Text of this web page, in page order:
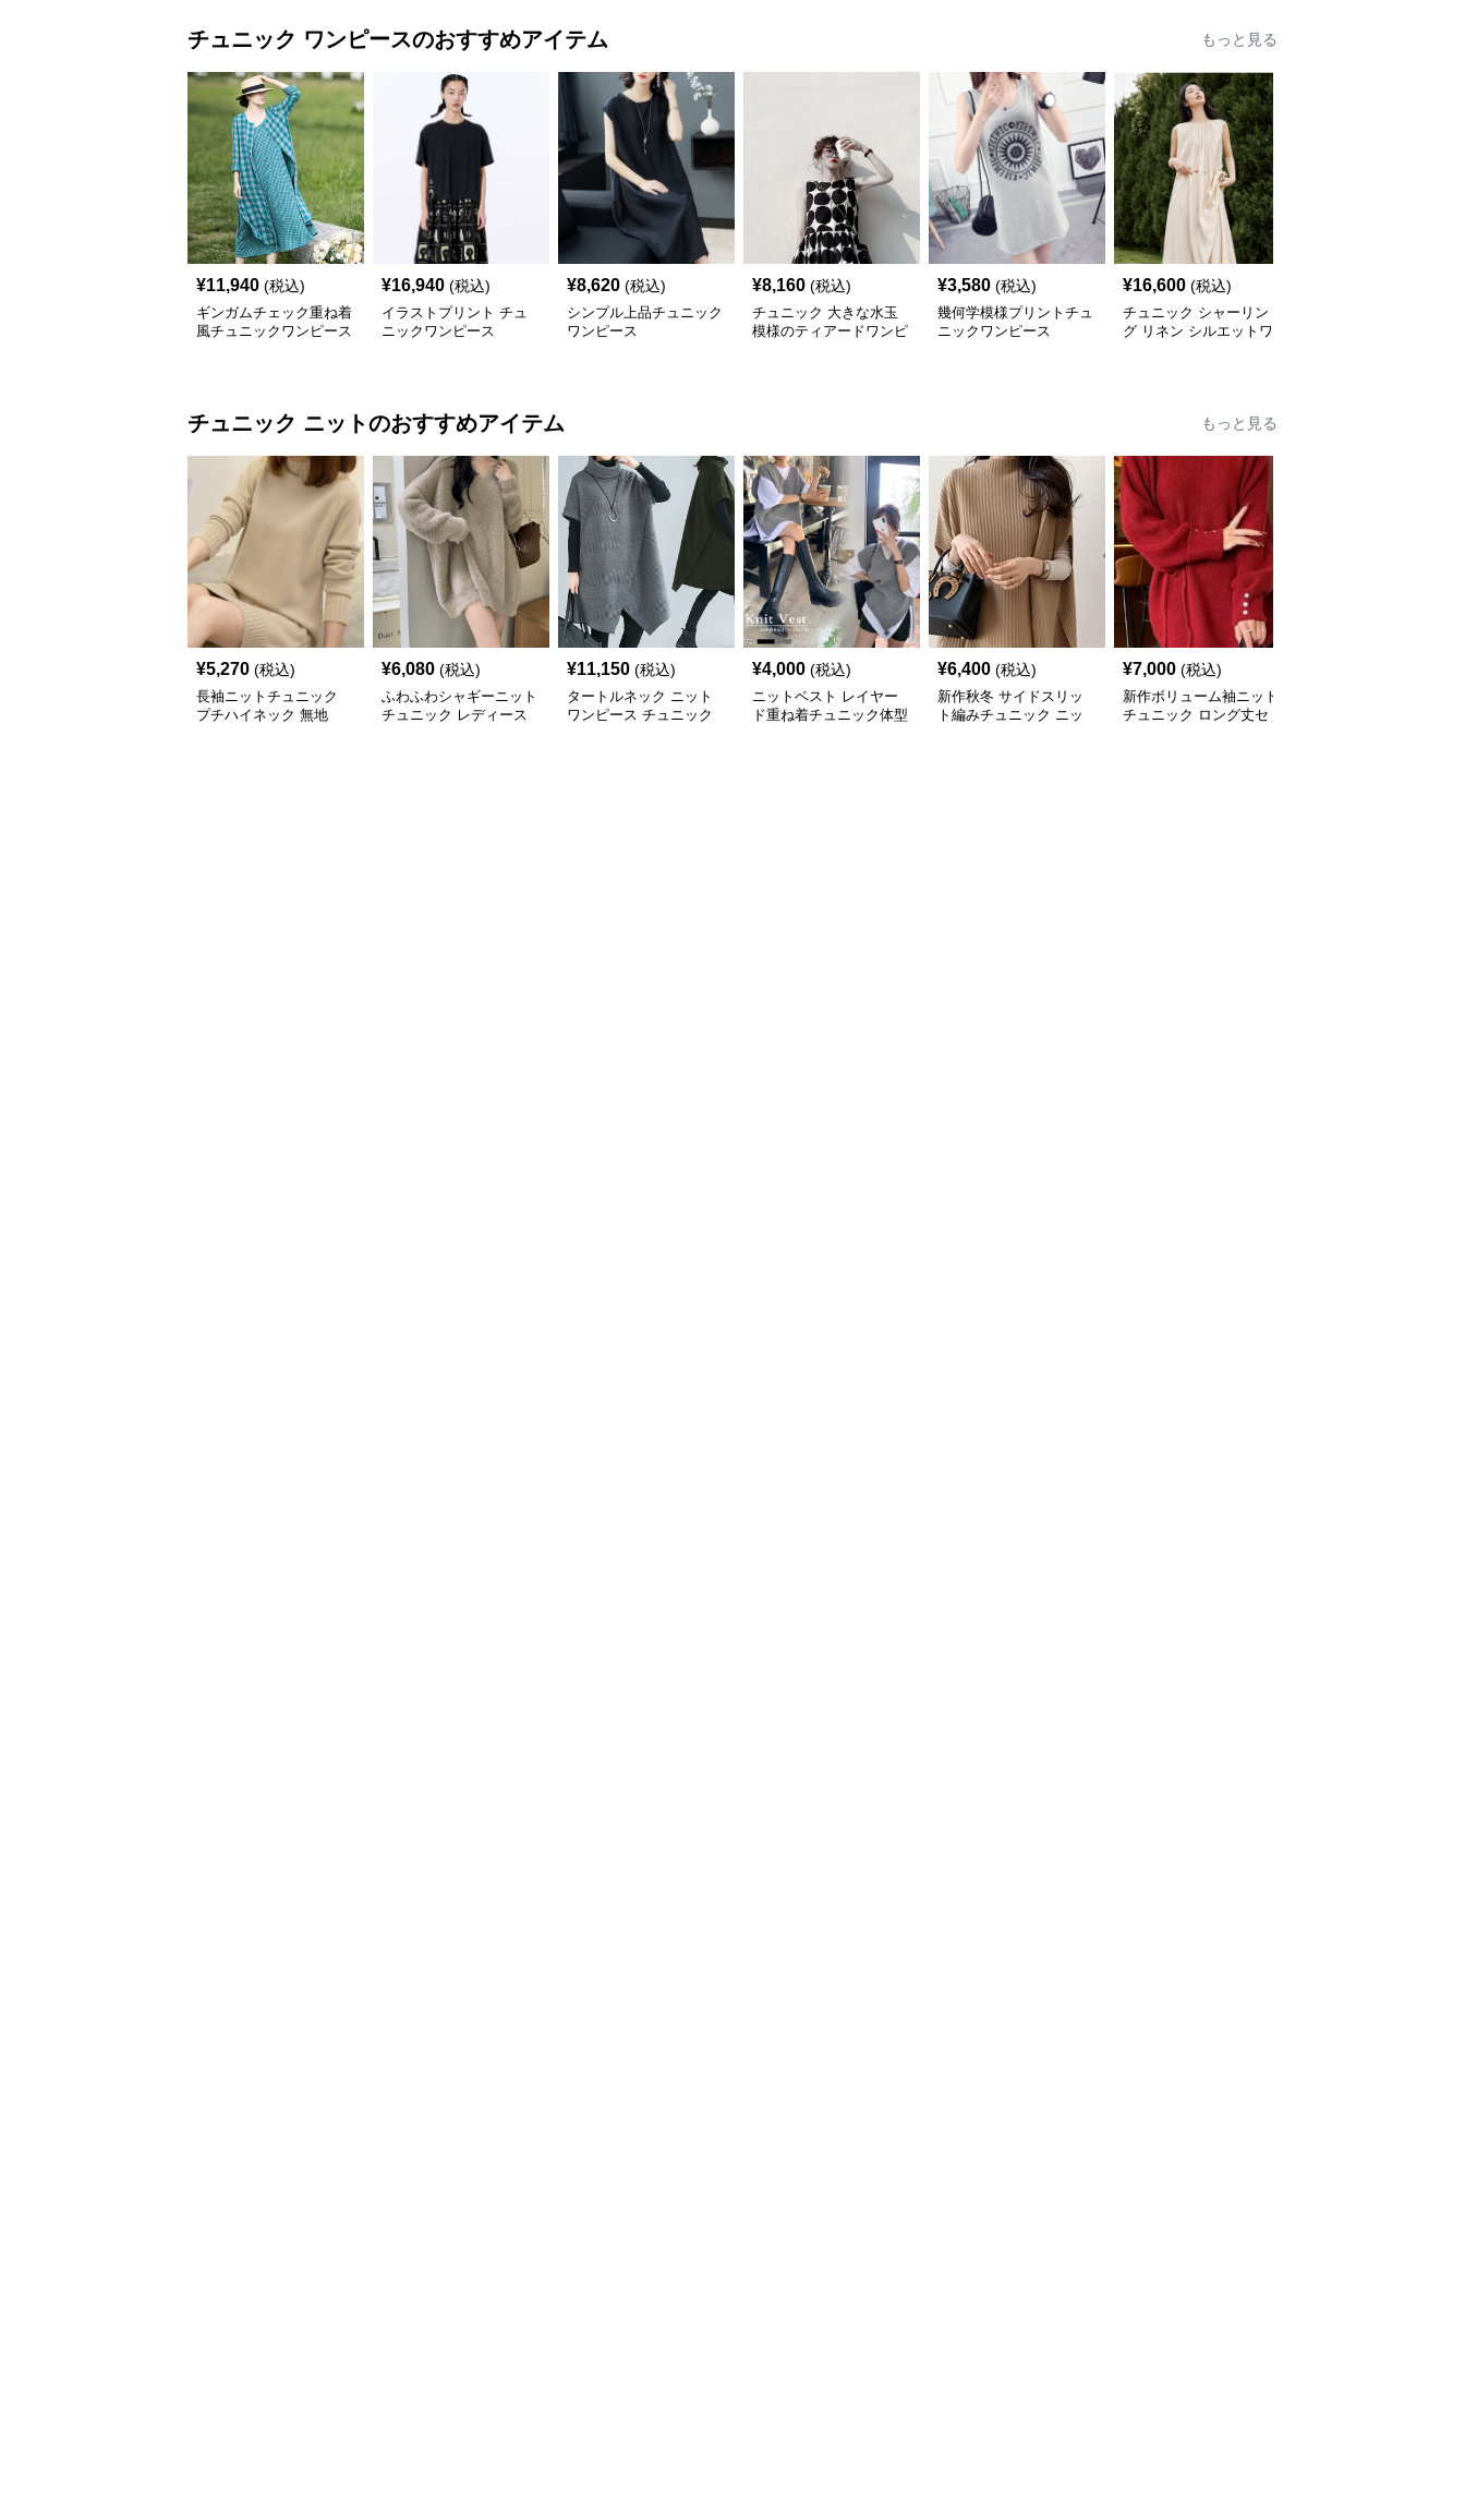
チュニック ワンピースのおすすめアイテム もっと見る
¥11,940 (税込)
ギンガムチェック重ね着
風チュニックワンピース
¥16,940 (税込)
イラストプリント チュ
ニックワンピース
¥8,620 (税込)
シンプル上品チュニック
ワンピース
¥8,160 (税込)
チュニック 大きな水玉
模様のティアードワンピ
¥3,580 (税込)
幾何学模様プリントチュ
ニックワンピース
¥16,600 (税込)
チュニック シャーリン
グ リネン シルエットワ
チュニック ニットのおすすめアイテム もっと見る
¥5,270 (税込)
長袖ニットチュニック
プチハイネック 無地
¥6,080 (税込)
ふわふわシャギーニット
チュニック レディース
¥11,150 (税込)
タートルネック ニット
ワンピース チュニック
¥4,000 (税込)
ニットベスト レイヤー
ド重ね着チュニック体型
¥6,400 (税込)
新作秋冬 サイドスリッ
ト編みチュニック ニッ
¥7,000 (税込)
新作ボリューム袖ニット
チュニック ロング丈セ